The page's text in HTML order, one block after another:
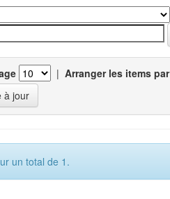
| Arranger les items par
un total de 1.